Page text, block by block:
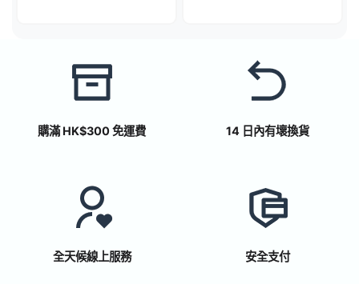
購滿 HK$300 免運費 14 日內有壞換貨
全天候線上服務 安全支付